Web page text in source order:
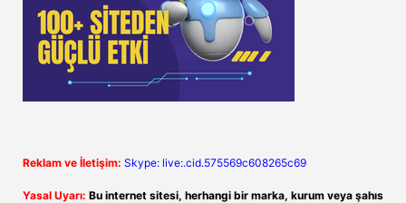
Reklam ve İletişim: Skype: live:.cid.575569c608265c69
Yasal Uyarı: Bu internet sitesi, herhangi bir marka, kurum veya şahıs